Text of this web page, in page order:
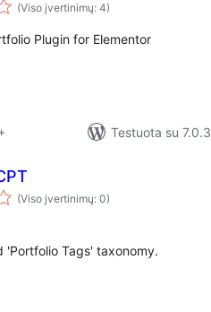
(Viso įvertinimų: 4)
Plugin for Elementor
Testuota su 7.0.3
(Viso įvertinimų: 0)
'Portfolio Tags' taxonomy.